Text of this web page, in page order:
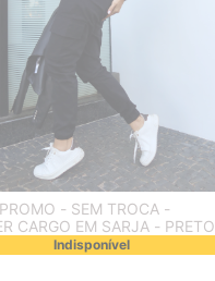
- SEM TROCA -
CARGO EM SARJA - PRETO
Indisponível